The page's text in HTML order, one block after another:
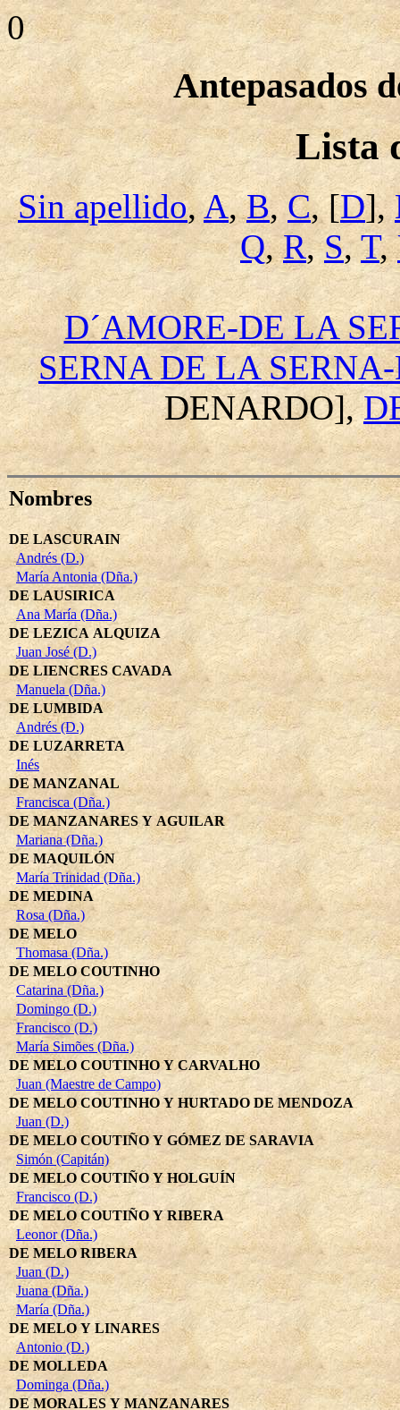
0
Antepasados
Lista
Sin apellido,A,B,C, [D],
Q,R,S,T,
D´AMORE-DE LA
SERNA DE LA
DENARDO],
Nombres
DE LASCURAIN
Andrés (D.)
María Antonia (Dña.)
DE LAUSIRICA
Ana María (Dña.)
DE LEZICA ALQUIZA
Juan José (D.)
DE LIENCRES CAVADA
Manuela (Dña.)
DE LUMBIDA
Andrés (D.)
DE LUZARRETA
Inés
DE MANZANAL
Francisca (Dña.)
DE MANZANARES Y AGUILAR
Mariana (Dña.)
DE MAQUILÓN
María Trinidad (Dña.)
DE MEDINA
Rosa (Dña.)
DE MELO
Thomasa (Dña.)
DE MELO COUTINHO
Catarina (Dña.)
Domingo (D.)
Francisco (D.)
María Simões (Dña.)
DE MELO COUTINHO Y CARVALHO
Juan (Maestre de Campo)
DE MELO COUTINHO Y HURTADO DE MENDOZA
Juan (D.)
DE MELO COUTIÑO Y GÓMEZ DE SARAVIA
Simón (Capitán)
DE MELO COUTIÑO Y HOLGUÍN
Francisco (D.)
DE MELO COUTIÑO Y RIBERA
Leonor (Dña.)
DE MELO RIBERA
Juan (D.)
Juana (Dña.)
María (Dña.)
DE MELO Y LINARES
Antonio (D.)
DE MOLLEDA
Dominga (Dña.)
DE MORALES Y MANZANARES